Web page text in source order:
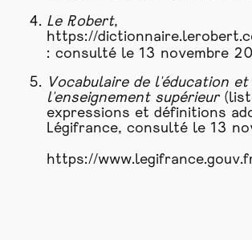
Le Robert,
https://
: consulté le 13 novembre
Vocabulaire de l'éducation et
l'enseignement supérieur
expressions et définitions
Légifrance, consulté le 13
https://